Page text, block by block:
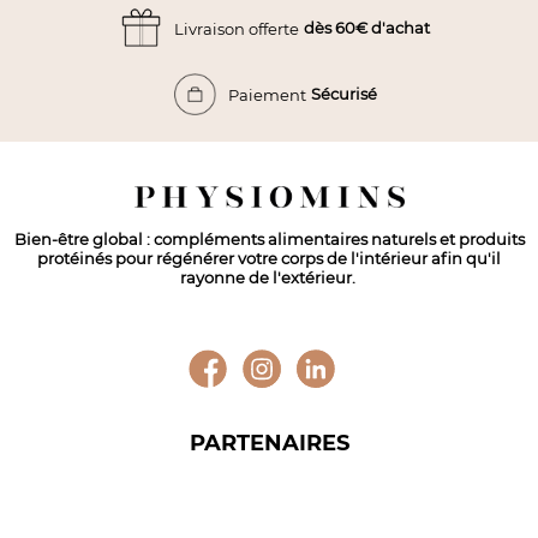
Livraison offerte dès 60€ d'achat
Paiement Sécurisé
Bien-être global : compléments alimentaires naturels et produits
protéinés pour régénérer votre corps de l'intérieur afin qu'il
rayonne de l'extérieur.
PARTENAIRES